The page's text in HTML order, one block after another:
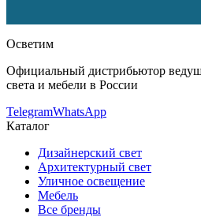
Осветим
Официальный дистрибьютор
света и мебели в России
TelegramWhatsApp
Каталог
Дизайнерский свет
Архитектурный свет
Уличное освещение
Мебель
Все бренды